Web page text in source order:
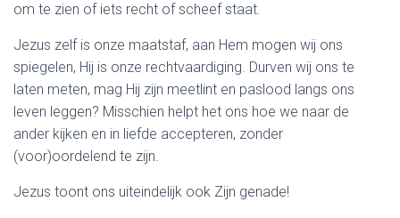
om te zien of iets recht of scheef staat.
Jezus zelf is onze maatstaf, aan Hem mogen wij ons
spiegelen, Hij is onze rechtvaardiging. Durven wij ons te
laten meten, mag Hij zijn meetlint en paslood langs ons
leven leggen? Misschien helpt het ons hoe we naar de
ander kijken en in liefde accepteren, zonder
(voor)oordelend te zijn.
Jezus toont ons uiteindelijk ook Zijn genade!